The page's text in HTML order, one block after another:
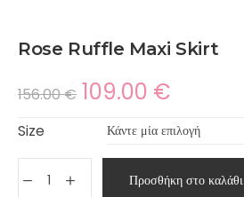
Rose Ruffle Maxi Skirt
156.00€ 109.00 €
Size
Προσθήκη στο καλάθι